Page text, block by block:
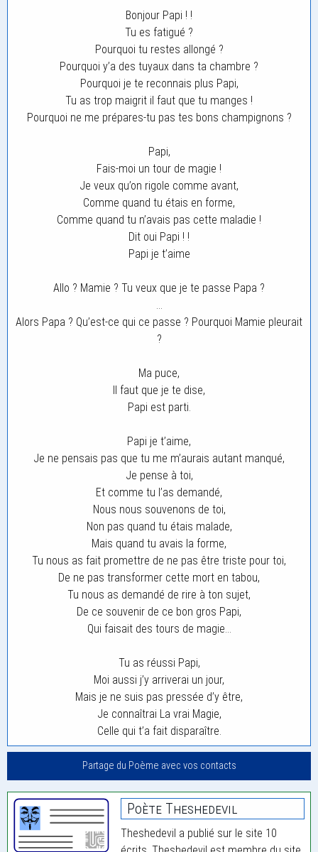
Bonjour Papi ! !
Tu es fatigué ?
Pourquoi tu restes allongé ?
Pourquoi y’a des tuyaux dans ta chambre ?
Pourquoi je te reconnais plus Papi,
Tu as trop maigrit il faut que tu manges !
Pourquoi ne me prépares-tu pas tes bons champignons ?
Papi,
Fais-moi un tour de magie !
Je veux qu’on rigole comme avant,
Comme quand tu étais en forme,
Comme quand tu n’avais pas cette maladie !
Dit oui Papi ! !
Papi je t’aime
Allo ? Mamie ? Tu veux que je te passe Papa ?
…
Alors Papa ? Qu’est-ce qui ce passe ? Pourquoi Mamie pleurait
?
Ma puce,
Il faut que je te dise,
Papi est parti.
Papi je t’aime,
Je ne pensais pas que tu me m’aurais autant manqué,
Je pense à toi,
Et comme tu l’as demandé,
Nous nous souvenons de toi,
Non pas quand tu étais malade,
Mais quand tu avais la forme,
Tu nous as fait promettre de ne pas être triste pour toi,
De ne pas transformer cette mort en tabou,
Tu nous as demandé de rire à ton sujet,
De ce souvenir de ce bon gros Papi,
Qui faisait des tours de magie…
Tu as réussi Papi,
Moi aussi j’y arriverai un jour,
Mais je ne suis pas pressée d’y être,
Je connaîtrai La vrai Magie,
Celle qui t’a fait disparaître.
Partage du Poème avec vos contacts
Poète Theshedevil
Theshedevil a publié sur le site 10